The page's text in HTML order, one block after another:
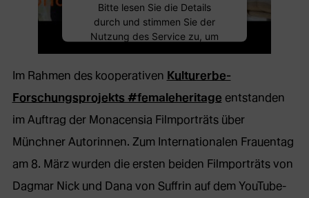
Bitte lesen Sie die Details
durch und stimmen Sie der
Nutzung des Service zu, um
Mehr Informationen
Akzeptieren
Im Rahmen des kooperativen Kulturerbe-
Forschungsprojekts #femaleheritage entstanden
im Auftrag der Monacensia Filmporträts über
Münchner Autorinnen. Zum Internationalen Frauentag
am 8. März wurden die ersten beiden Filmporträts von
Dagmar Nick und Dana von Suffrin auf dem YouTube-